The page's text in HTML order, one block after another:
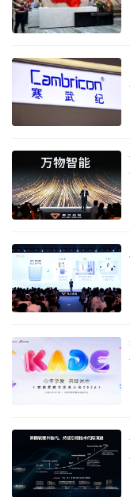
换、在线容量扩展和
维护；335SAS是高
CD-ROM仓，具有
Ⅱ RAID控制器卡可
RAID子系统是FC-
主存储，或接入
以在同一系统中混
JBOD获得容量扩充
产品，可用作DAS
Adaptec SANbloc
盘。
在发布会的现场，
迈拓、红旗等合作伙
SAS的应用，关键是
前，已经有主板、
串行天下